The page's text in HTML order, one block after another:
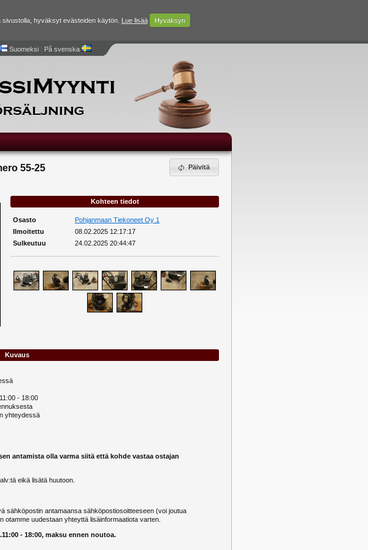
hyväksyt evästeiden käytön. Lue lisää Hyväksyn
Suomeksi| På svenska
Päivitä
55-25
Kohteen tiedot
Osasto
Pohjanmaan Tiekoneet Oy 1
Ilmoitettu
08.02.2025 12:17:17
Sulkeutuu
24.02.2025 20:44:47
Kuvaus
- 18:00
yhteydessä
antamista olla varma siitä että kohde vastaa ostajan
eikä lisätä huutoon.
sähköpostin antamaansa sähköpostiosoitteeseen (voi joutua
uudestaan yhteyttä lisäinformaatiota varten.
- 18:00, maksu ennen noutoa.